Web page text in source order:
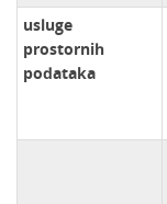
usluge
prostornih
podataka